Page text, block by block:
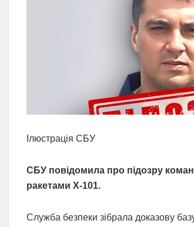
Ілюстрація СБУ
СБУ повідомила про підозру
ракетами Х-101.
Служба безпеки зібрала доказову